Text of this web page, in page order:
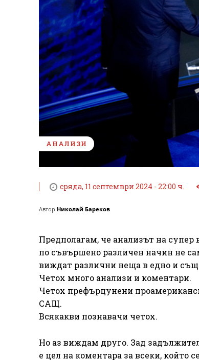
АНАЛИЗИ
сряда, 11 септември 2024 - 22:00 ч.
Автор Николай Бареков
Предполагам, че анализът на
по съвършено различен начин не
виждат различни неща в едно и
Четох много анализи и коментари.
Четох префърцунени
САЩ.
Всякакви познавачи четох.
Но аз виждам друго. Зад
е цел на коментара за всеки, който